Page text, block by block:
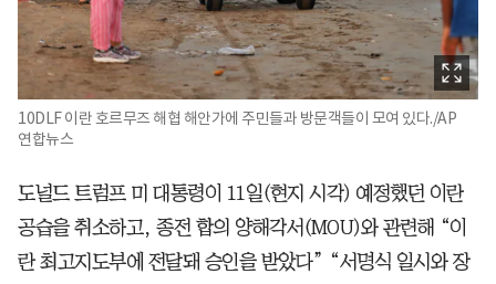
10DLF 이란 호르무즈 해협 해안가에 주민들과 방문객들이 모여 있다./AP
연합뉴스
도널드 트럼프 미 대통령이 11일(현지 시각) 예정했던 이란
공습을 취소하고, 종전 합의 양해각서(MOU)와 관련해 “이
란 최고지도부에 전달돼 승인을 받았다” “서명식 일시와 장